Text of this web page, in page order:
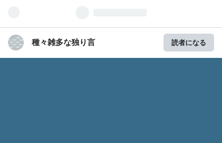
種々雑多な独り言 読者になる